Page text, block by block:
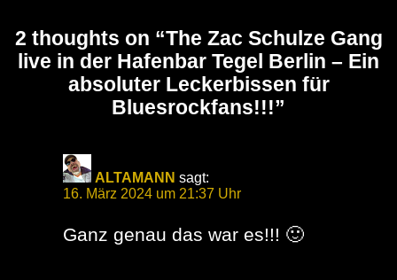
2 thoughts on “The Zac Schulze Gang
live in der Hafenbar Tegel Berlin – Ein
absoluter Leckerbissen für
Bluesrockfans!!!”
ALTAMANN sagt:
16. März 2024 um 21:37 Uhr
Ganz genau das war es!!! 🙂